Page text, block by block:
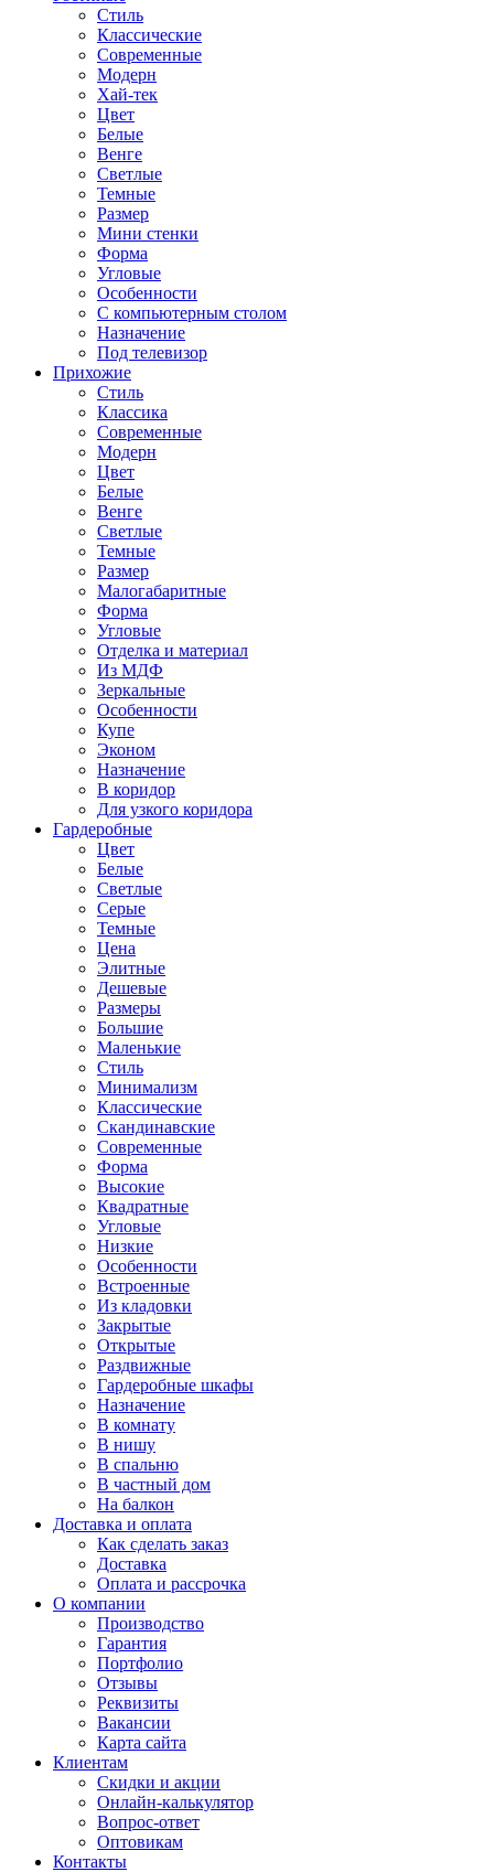
Стиль
Классические
Современные
Модерн
Хай-тек
Цвет
Белые
Венге
Светлые
Темные
Размер
Мини стенки
Форма
Угловые
Особенности
С компьютерным столом
Назначение
Под телевизор
Прихожие
Стиль
Классика
Современные
Модерн
Цвет
Белые
Венге
Светлые
Темные
Размер
Малогабаритные
Форма
Угловые
Отделка и материал
Из МДФ
Зеркальные
Особенности
Купе
Эконом
Назначение
В коридор
Для узкого коридора
Гардеробные
Цвет
Белые
Светлые
Серые
Темные
Цена
Элитные
Дешевые
Размеры
Большие
Маленькие
Стиль
Минимализм
Классические
Скандинавские
Современные
Форма
Высокие
Квадратные
Угловые
Низкие
Особенности
Встроенные
Из кладовки
Закрытые
Открытые
Раздвижные
Гардеробные шкафы
Назначение
В комнату
В нишу
В спальню
В частный дом
На балкон
Доставка и оплата
Как сделать заказ
Доставка
Оплата и рассрочка
О компании
Производство
Гарантия
Портфолио
Отзывы
Реквизиты
Вакансии
Карта сайта
Клиентам
Скидки и акции
Онлайн-калькулятор
Вопрос-ответ
Оптовикам
Контакты